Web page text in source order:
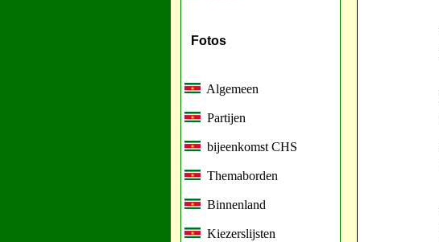
Fotos
Algemeen
Partijen
bijeenkomst CHS
Themaborden
Binnenland
Kiezerslijsten